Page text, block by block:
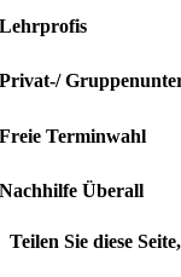
Lehrprofis
Privat-/
Freie Terminwahl
Nachhilfe Überall
Teilen Sie diese